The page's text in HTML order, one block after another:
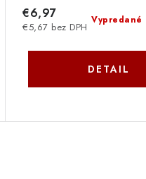
Vypredané
€5,67 bez DPH
€6,97
DETAIL